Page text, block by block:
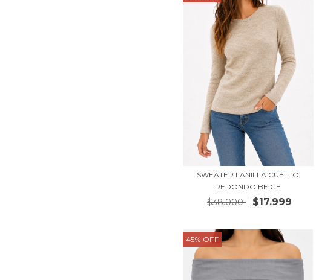
SWEATER LANILLA CUELLO
REDONDO BEIGE
$38.000 $17.999
45% OFF